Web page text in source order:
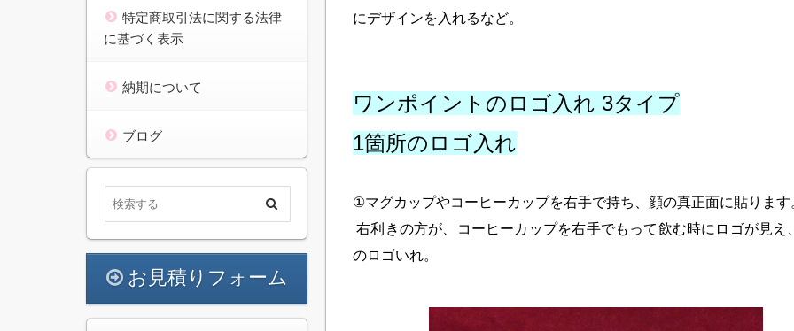
にデザインを入れるなど。
ワンポイントのロゴ入れ 3タイプ
1箇所の ロゴ入れ
①マグカップやコーヒーカップを右手で持ち、顔の真正面に貼ります
右利きの方が、コーヒーカップを右手でもって飲む時にロゴが見え
のロゴいれ。
特定商取引法に関する法律
に基づく表示
納期について
ブログ
お見積りフォーム